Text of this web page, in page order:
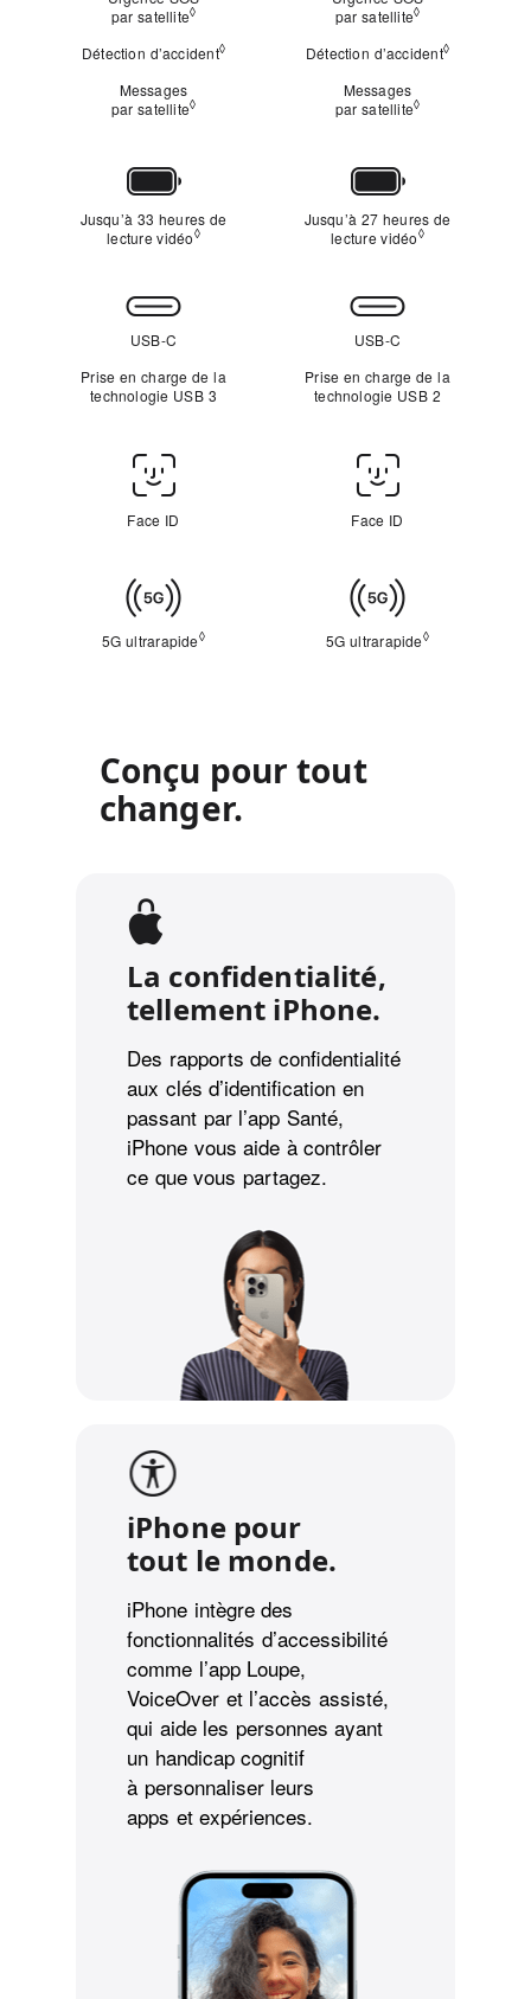
par satellite◊
Détection d’accident◊
Mention légale
Messages
par satellite◊
par satellite◊
Détection d’accident◊
Messages
par satellite◊
Autonomie
Jusqu’à 33 heures de
lecture vidéo◊Mention légale
Jusqu’à 27 heures de
lecture vidéo◊Mention légale
Connectivité
USB-C
Prise en charge de la
technologie USB 3
USB-C
Prise en charge de la
technologie USB 2
ID/Touch ID
Face ID Face ID
Connectivité
cellulaire
5G ultrarapide◊Mention légale 5G ultrarapide◊Mention légale
Conçu pour tout
changer.
La confidentialité,
tellement iPhone.
Des rapports de confidentialité
aux clés d’identification en
passant par l’app Santé,
iPhone vous aide à contrôler
ce que vous partagez.
iPhone pour
tout le monde.
iPhone intègre des
fonctionnalités d’accessibilité
comme l’app Loupe,
VoiceOver et l’accès assisté,
qui aide les personnes ayant
un handicap cognitif
à personnaliser leurs
apps et expériences.